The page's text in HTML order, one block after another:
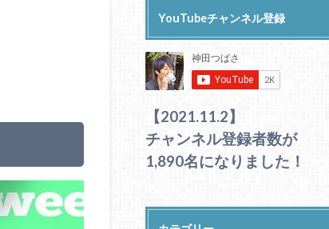
YouTubeチャンネル登録
【2021.11.2】
チャンネル登録者数が
1,890名になりました！